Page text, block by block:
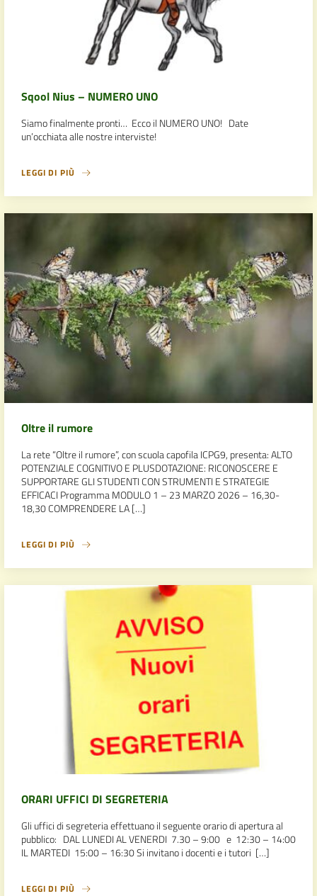
Sqool Nius – NUMERO UNO
Siamo finalmente pronti… Ecco il NUMERO UNO! Date
un’occhiata alle nostre interviste!
LEGGI DI PIÙ
Oltre il rumore
La rete “Oltre il rumore”, con scuola capofila ICPG9, presenta: ALTO
POTENZIALE COGNITIVO E PLUSDOTAZIONE: RICONOSCERE E
SUPPORTARE GLI STUDENTI CON STRUMENTI E STRATEGIE
EFFICACI Programma MODULO 1 – 23 MARZO 2026 – 16,30-
18,30 COMPRENDERE LA […]
LEGGI DI PIÙ
ORARI UFFICI DI SEGRETERIA
Gli uffici di segreteria effettuano il seguente orario di apertura al
pubblico: DAL LUNEDI AL VENERDI 7.30 – 9:00 e 12:30 – 14:00
IL MARTEDI 15:00 – 16:30 Si invitano i docenti e i tutori […]
LEGGI DI PIÙ